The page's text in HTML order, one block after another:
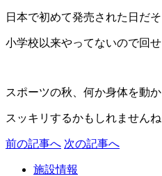
日本で初めて発売された日だそ
小学校以来やってないので回
スポーツの秋、何か身体を動
スッキリするかもしれませんね
前の記事へ 次の記事へ
施設情報